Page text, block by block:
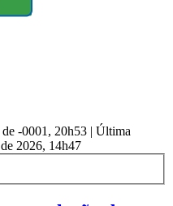
-0001, 20h53 | Última
2026, 14h47